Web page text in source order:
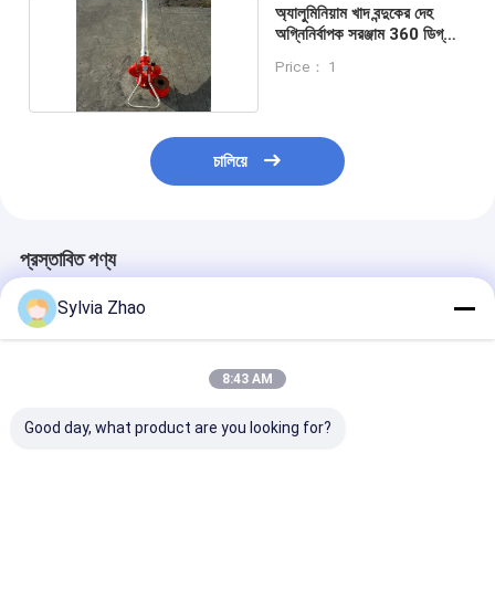
অ্যালুমিনিয়াম খাদ বন্দুকের দেহ
অগ্নিনির্বাপক সরঞ্জাম 360 ডিগ্রী
Price： 1
চালিয়ে
প্রস্তাবিত পণ্য
Sylvia Zhao
8:43 AM
Good day, what product are you looking for?